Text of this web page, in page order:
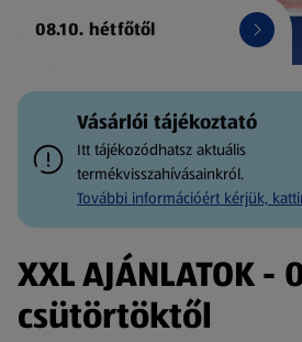
08.10. hétfőtől
Vásárlói tájékoztató
Itt tájékozódhatsz aktuális
termékvisszahívásainkról.
További információért kérjük,
XXL AJÁNLATOK -
csütörtöktől